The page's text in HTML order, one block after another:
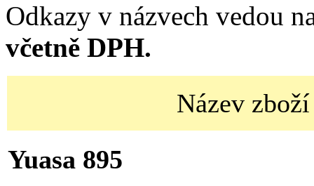
Odkazy v názvech vedou
včetně DPH.
Název zboží
Yuasa 895